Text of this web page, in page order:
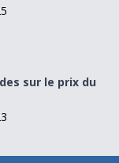
sur le prix du